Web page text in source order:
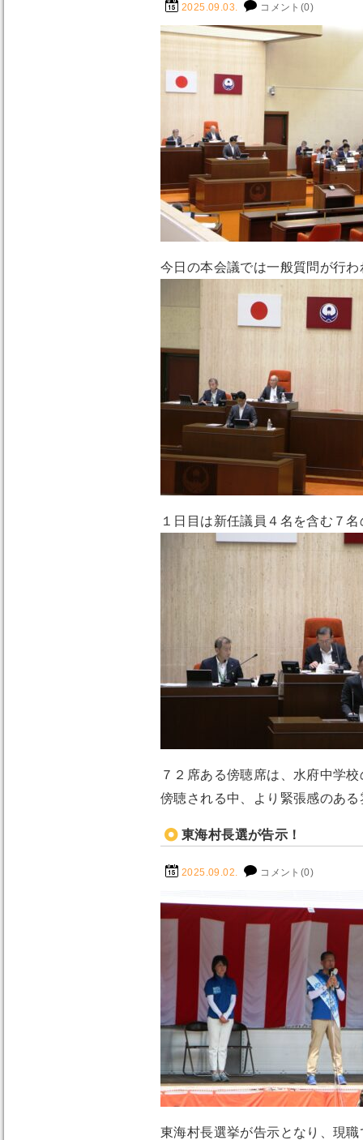
2025.09.03. コメント(0)
今日の本会議では一般質問が行
１日目は新任議員４名を含む７
７２席ある傍聴席は、水府中学
傍聴される中、より緊張感のあ
東海村長選が告示！
2025.09.02. コメント(0)
東海村長選挙が告示となり、現